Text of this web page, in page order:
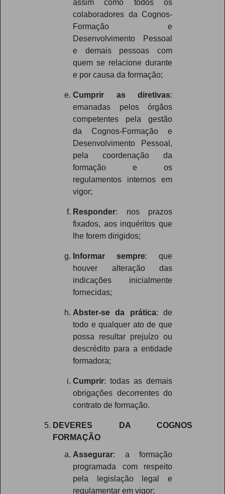
assim como todos os
colaboradores da Cognos-
Formação e
Desenvolvimento Pessoal
e demais pessoas com
quem se relacione durante
e por causa da formação;
Cumprir as diretivas:
emanadas pelos órgãos
competentes pela gestão
da Cognos-Formação e
Desenvolvimento Pessoal,
pela coordenação da
formação e os
regulamentos internos em
vigor;
Responder: nos prazos
fixados, aos inquéritos que
lhe forem dirigidos;
Informar sempre: que
houver alteração das
indicações inicialmente
fornecidas;
Abster-se da prática: de
todo e qualquer ato de que
possa resultar prejuízo ou
descrédito para a entidade
formadora;
Cumprir: todas as demais
obrigações decorrentes do
contrato de formação.
DEVERES DA COGNOS
FORMAÇÃO
Assegurar: a formação
programada com respeito
pela legislação legal e
regulamentar em vigor;